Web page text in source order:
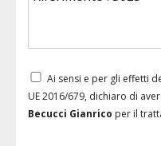
Ai sensi e per gli effetti
UE 2016/679, dichiaro di
Becucci Gianrico per il